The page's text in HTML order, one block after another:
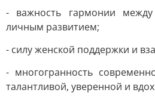
- важность гармонии
личным развитием;
- силу женской поддержки и
- многогранность
талантливой, уверенной и